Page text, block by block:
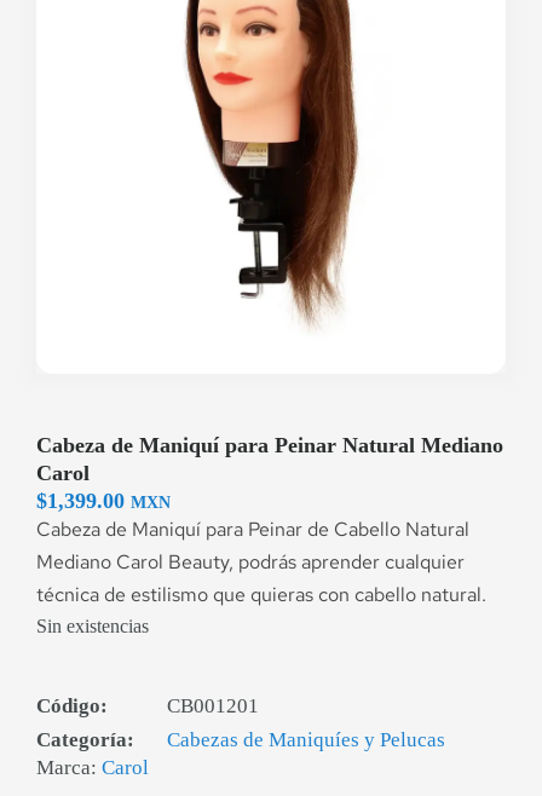
Cabeza de Maniquí para Peinar Natural Mediano
Carol
$1,399.00 MXN
Cabeza de Maniquí para Peinar de Cabello Natural
Mediano Carol Beauty, podrás aprender cualquier
técnica de estilismo que quieras con cabello natural.
Sin existencias
Código:
CB001201
Categoría:
Cabezas de Maniquíes y Pelucas
Marca: Carol